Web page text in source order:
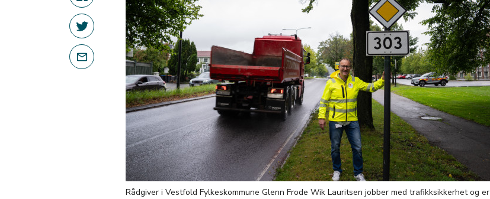
Rådgiver i Vestfold Fylkeskommune Glenn Frode Wik Lauritsen jobber med trafikksikkerhet og er